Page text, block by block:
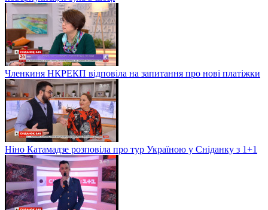
Членкиня НКРЕКП відповіла на запитання про нові платіжки
Ніно Катамадзе розповіла про тур Україною у Сніданку з 1+1